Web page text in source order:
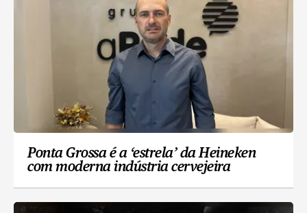
Ponta Grossa é a ‘estrela’ da Heineken
com moderna indústria cervejeira